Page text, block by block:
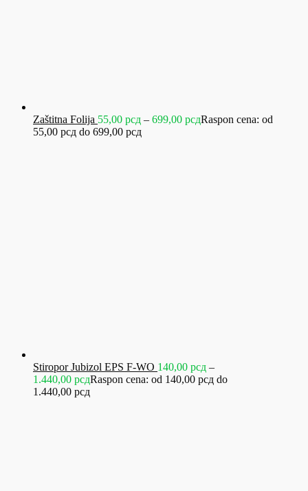
Zaštitna Folija 55,00 рсд – 699,00 рсдRaspon cena: od
55,00 рсд do 699,00 рсд
Stiropor Jubizol EPS F-WO 140,00 рсд –
1.440,00 рсдRaspon cena: od 140,00 рсд do
1.440,00 рсд